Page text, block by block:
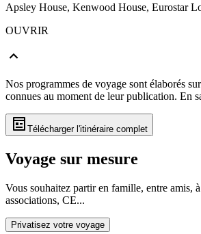
Apsley House, Kenwood House, Eurostar
OUVRIR
Nos programmes de voyage sont élaborés
connues au moment de leur publication. En
Télécharger l'itinéraire complet
Voyage sur mesure
Vous souhaitez partir en famille, entre amis,
associations, CE...
Privatisez votre voyage